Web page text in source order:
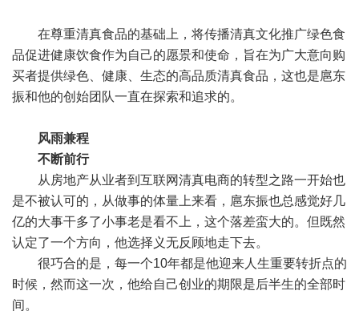
在尊重清真食品的基础上，将传播清真文化推广绿色食
品促进健康饮食作为自己的愿景和使命，旨在为广大意向购
买者提供绿色、健康、生态的高品质清真食品，这也是扈东
振和他的创始团队一直在探索和追求的。
风雨兼程
不断前行
从房地产从业者到互联网清真电商的转型之路一开始也
是不被认可的，从做事的体量上来看，扈东振也总感觉好几
亿的大事干多了小事老是看不上，这个落差蛮大的。但既然
认定了一个方向，他选择义无反顾地走下去。
很巧合的是，每一个10年都是他迎来人生重要转折点的
时候，然而这一次，他给自己创业的期限是后半生的全部时
间。